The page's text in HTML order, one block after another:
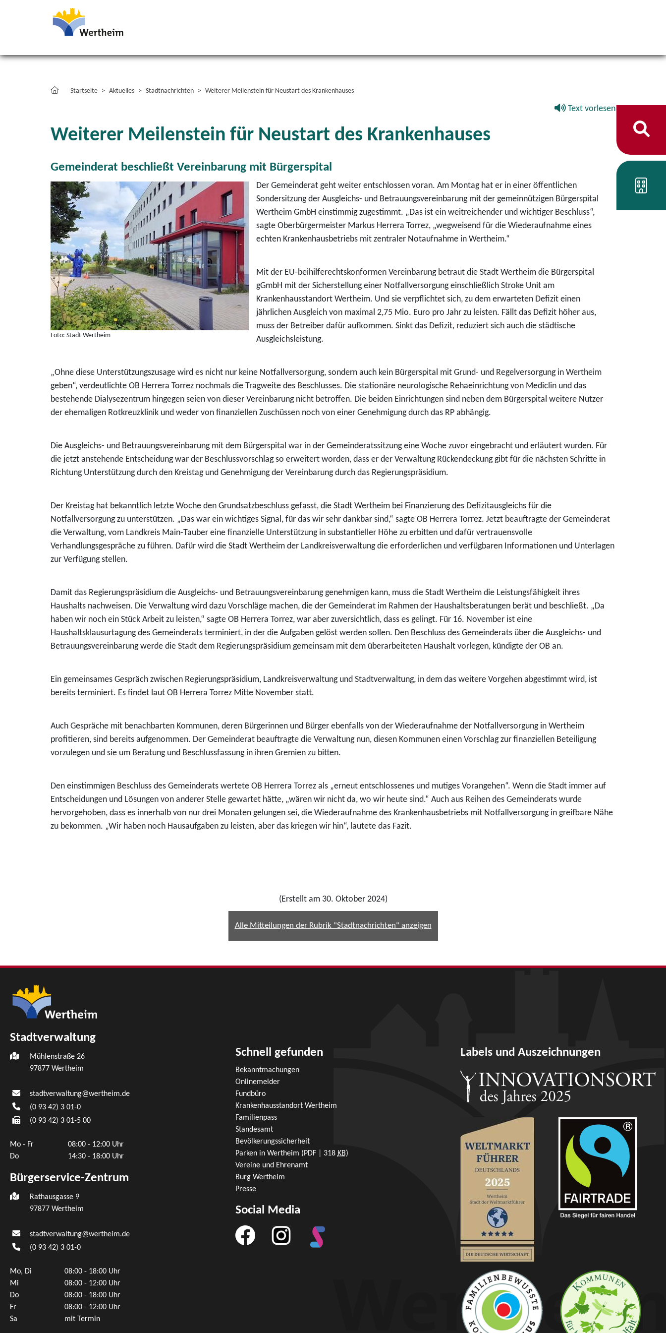
Startseite Aktuelles Stadtnachrichten Weiterer Meilenstein für Neustart des Krankenhauses
Text vorlesen
Weiterer Meilenstein für Neustart des Krankenhauses
Gemeinderat beschließt Vereinbarung mit Bürgerspital
Foto: Stadt Wertheim
Der Gemeinderat geht weiter entschlossen voran. Am Montag hat er in einer öffentlichen
Sondersitzung der Ausgleichs- und Betrauungsvereinbarung mit der gemeinnützigen Bürgerspital
Wertheim GmbH einstimmig zugestimmt. „Das ist ein weitreichender und wichtiger Beschluss“,
sagte Oberbürgermeister Markus Herrera Torrez, „wegweisend für die Wiederaufnahme eines
echten Krankenhausbetriebs mit zentraler Notaufnahme in Wertheim.“
Mit der EU-beihilferechtskonformen Vereinbarung betraut die Stadt Wertheim die Bürgerspital
gGmbH mit der Sicherstellung einer Notfallversorgung einschließlich Stroke Unit am
Krankenhausstandort Wertheim. Und sie verpflichtet sich, zu dem erwarteten Defizit einen
jährlichen Ausgleich von maximal 2,75 Mio. Euro pro Jahr zu leisten. Fällt das Defizit höher aus,
muss der Betreiber dafür aufkommen. Sinkt das Defizit, reduziert sich auch die städtische
Ausgleichsleistung.
„Ohne diese Unterstützungszusage wird es nicht nur keine Notfallversorgung, sondern auch kein Bürgerspital mit Grund- und Regelversorgung in Wertheim
geben“, verdeutlichte OB Herrera Torrez nochmals die Tragweite des Beschlusses. Die stationäre neurologische Rehaeinrichtung von Mediclin und das
bestehende Dialysezentrum hingegen seien von dieser Vereinbarung nicht betroffen. Die beiden Einrichtungen sind neben dem Bürgerspital weitere Nutzer
der ehemaligen Rotkreuzklinik und weder von finanziellen Zuschüssen noch von einer Genehmigung durch das RP abhängig.
Die Ausgleichs- und Betrauungsvereinbarung mit dem Bürgerspital war in der Gemeinderatssitzung eine Woche zuvor eingebracht und erläutert wurden. Für
die jetzt anstehende Entscheidung war der Beschlussvorschlag so erweitert worden, dass er der Verwaltung Rückendeckung gibt für die nächsten Schritte in
Richtung Unterstützung durch den Kreistag und Genehmigung der Vereinbarung durch das Regierungspräsidium.
Der Kreistag hat bekanntlich letzte Woche den Grundsatzbeschluss gefasst, die Stadt Wertheim bei Finanzierung des Defizitausgleichs für die
Notfallversorgung zu unterstützen. „Das war ein wichtiges Signal, für das wir sehr dankbar sind,“ sagte OB Herrera Torrez. Jetzt beauftragte der Gemeinderat
die Verwaltung, vom Landkreis Main-Tauber eine finanzielle Unterstützung in substantieller Höhe zu erbitten und dafür vertrauensvolle
Verhandlungsgespräche zu führen. Dafür wird die Stadt Wertheim der Landkreisverwaltung die erforderlichen und verfügbaren Informationen und Unterlagen
zur Verfügung stellen.
Damit das Regierungspräsidium die Ausgleichs- und Betrauungsvereinbarung genehmigen kann, muss die Stadt Wertheim die Leistungsfähigkeit ihres
Haushalts nachweisen. Die Verwaltung wird dazu Vorschläge machen, die der Gemeinderat im Rahmen der Haushaltsberatungen berät und beschließt. „Da
haben wir noch ein Stück Arbeit zu leisten,“ sagte OB Herrera Torrez, war aber zuversichtlich, dass es gelingt. Für 16. November ist eine
Haushaltsklausurtagung des Gemeinderats terminiert, in der die Aufgaben gelöst werden sollen. Den Beschluss des Gemeinderats über die Ausgleichs- und
Betrauungsvereinbarung werde die Stadt dem Regierungspräsidium gemeinsam mit dem überarbeiteten Haushalt vorlegen, kündigte der OB an.
Ein gemeinsames Gespräch zwischen Regierungspräsidium, Landkreisverwaltung und Stadtverwaltung, in dem das weitere Vorgehen abgestimmt wird, ist
bereits terminiert. Es findet laut OB Herrera Torrez Mitte November statt.
Auch Gespräche mit benachbarten Kommunen, deren Bürgerinnen und Bürger ebenfalls von der Wiederaufnahme der Notfallversorgung in Wertheim
profitieren, sind bereits aufgenommen. Der Gemeinderat beauftragte die Verwaltung nun, diesen Kommunen einen Vorschlag zur finanziellen Beteiligung
vorzulegen und sie um Beratung und Beschlussfassung in ihren Gremien zu bitten.
Den einstimmigen Beschluss des Gemeinderats wertete OB Herrera Torrez als „erneut entschlossenes und mutiges Vorangehen“. Wenn die Stadt immer auf
Entscheidungen und Lösungen von anderer Stelle gewartet hätte, „wären wir nicht da, wo wir heute sind.“ Auch aus Reihen des Gemeinderats wurde
hervorgehoben, dass es innerhalb von nur drei Monaten gelungen sei, die Wiederaufnahme des Krankenhausbetriebs mit Notfallversorgung in greifbare Nähe
zu bekommen. „Wir haben noch Hausaufgaben zu leisten, aber das kriegen wir hin“, lautete das Fazit.
(Erstellt am 30. Oktober 2024)
Alle Mitteilungen der Rubrik "Stadtnachrichten" anzeigen
Stadtverwaltung
Mühlenstraße 26
97877 Wertheim
stadtverwaltung@wertheim.de
(0 93 42) 3 01-0
(0 93 42) 3 01-5 00
Mo - Fr
08:00 - 12:00 Uhr
Do
14:30 - 18:00 Uhr
Bürgerservice-Zentrum
Rathausgasse 9
97877 Wertheim
stadtverwaltung@wertheim.de
(0 93 42) 3 01-0
Mo, Di
08:00 - 18:00 Uhr
Mi
08:00 - 12:00 Uhr
Do
08:00 - 18:00 Uhr
Fr
08:00 - 12:00 Uhr
Sa
mit Termin
Schnell gefunden
Bekanntmachungen
Onlinemelder
Fundbüro
Krankenhausstandort Wertheim
Familienpass
Standesamt
Bevölkerungssicherheit
Parken in Wertheim (PDF | 318 KB)
Vereine und Ehrenamt
Burg Wertheim
Presse
Social Media
Labels und Auszeichnungen